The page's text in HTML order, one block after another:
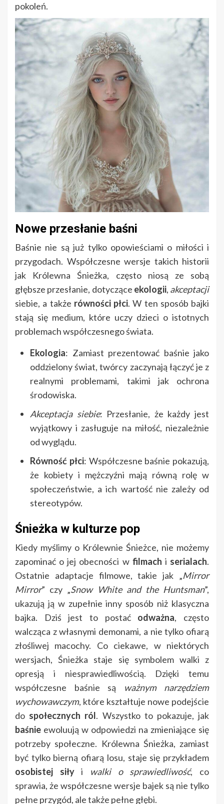
pokoleń.
Nowe przesłanie baśni
Baśnie nie są już tylko opowieściami o miłości i
przygodach. Współczesne wersje takich historii
jak Królewna Śnieżka, często niosą ze sobą
głębsze przesłanie, dotyczące ekologii, akceptacji
siebie, a także równości płci. W ten sposób bajki
stają się medium, które uczy dzieci o istotnych
problemach współczesnego świata.
Ekologia: Zamiast prezentować baśnie jako
oddzielony świat, twórcy zaczynają łączyć je z
realnymi problemami, takimi jak ochrona
środowiska.
Akceptacja siebie: Przesłanie, że każdy jest
wyjątkowy i zasługuje na miłość, niezależnie
od wyglądu.
Równość płci: Współczesne baśnie pokazują,
że kobiety i mężczyźni mają równą rolę w
społeczeństwie, a ich wartość nie zależy od
stereotypów.
Śnieżka w kulturze pop
Kiedy myślimy o Królewnie Śnieżce, nie możemy
zapominać o jej obecności w filmach i serialach.
Ostatnie adaptacje filmowe, takie jak „Mirror
Mirror” czy „Snow White and the Huntsman”,
ukazują ją w zupełnie inny sposób niż klasyczna
bajka. Dziś jest to postać odważna, często
walcząca z własnymi demonami, a nie tylko ofiarą
złośliwej macochy. Co ciekawe, w niektórych
wersjach, Śnieżka staje się symbolem walki z
opresją i niesprawiedliwością. Dzięki temu
współczesne baśnie są
ważnym narzędziem
wychowawczym, które kształtuje nowe podejście
do społecznych ról. Wszystko to pokazuje, jak
baśnie ewoluują w odpowiedzi na zmieniające się
potrzeby społeczne. Królewna Śnieżka, zamiast
być tylko bierną ofiarą losu, staje się przykładem
osobistej siłyi walki o sprawiedliwość, co
sprawia, że współczesne wersje bajek są nie tylko
pełne przygód, ale także pełne głębi.